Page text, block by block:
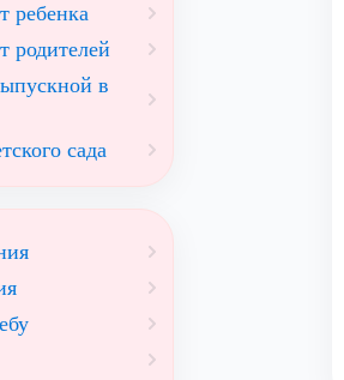
ребенка
родителей
в
сада